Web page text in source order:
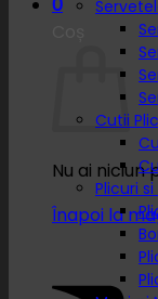
Nu ai niciun
Înapoi la
Cutii
Plicuri